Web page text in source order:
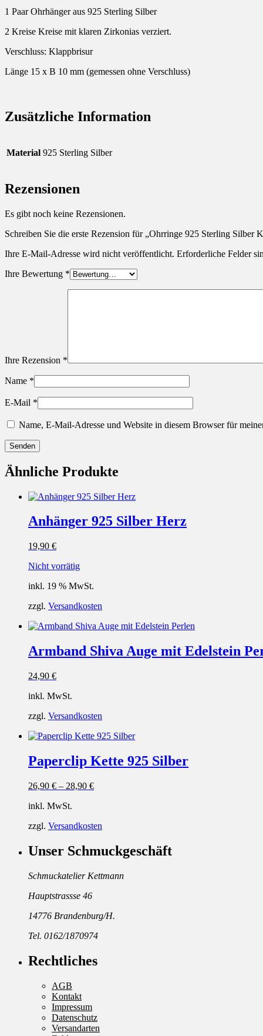
1 Paar Ohrhänger aus 925 Sterling Silber
2 Kreise Kreise mit klaren Zirkonias verziert.
Verschluss: Klappbrisur
Länge 15 x B 10 mm (gemessen ohne Verschluss)
Zusätzliche Information
Material 925 Sterling Silber
Rezensionen
Es gibt noch keine Rezensionen.
Schreiben Sie die erste Rezension für „Ohrringe 925 Sterling Silber
Ihre E-Mail-Adresse wird nicht veröffentlicht. Erforderliche Felder
Ihre Bewertung *
Ihre Rezension *
Name *
E-Mail *
Name, E-Mail-Adresse und Website in diesem Browser für
Ähnliche Produkte
Anhänger 925 Silber Herz
19,90 €
Nicht vorrätig
inkl. 19 % MwSt.
zzgl. Versandkosten
Armband Shiva Auge mit Edelstein
24,90 €
inkl. MwSt.
zzgl. Versandkosten
Paperclip Kette 925 Silber
26,90 € – 28,90 €
inkl. MwSt.
zzgl. Versandkosten
Unser Schmuckgeschäft
Schmuckatelier Kettmann
Hauptstrassse 46
14776 Brandenburg/H.
Tel. 0162/1870974
Rechtliches
AGB
Kontakt
Impressum
Datenschutz
Versandarten